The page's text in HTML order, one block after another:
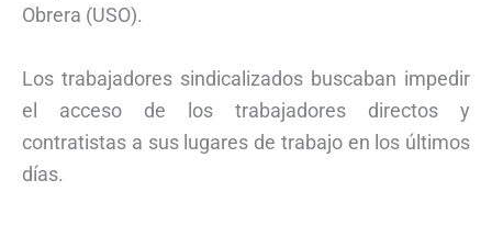
Obrera (USO).
Los trabajadores sindicalizados buscaban impedir
el acceso de los trabajadores directos y
contratistas a sus lugares de trabajo en los últimos
días.